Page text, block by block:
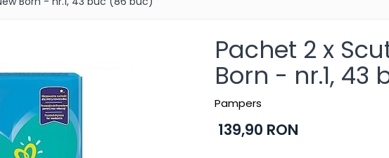
Pachet 2 x
Born - nr.1,
Pampers
139,90 RON